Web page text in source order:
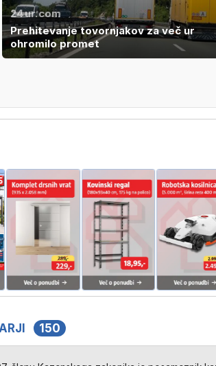
24ur.com
Prehitevanje tovornjakov za več ur
ohromilo promet
150